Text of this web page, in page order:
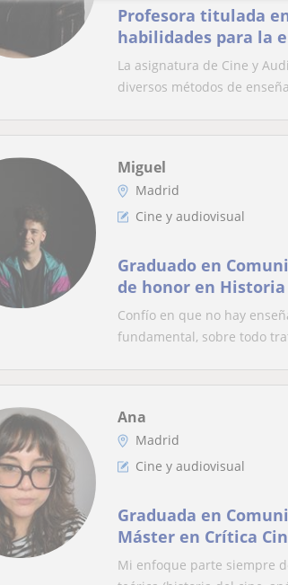
Profesora titulada
habilidades para la
La asignatura de Cine y
diversos métodos de
Miguel
Madrid
Cine y audiovisual
Graduado en
de honor en
Arte y Audiovisual
Confío en que no hay
fundamental, sobre todo
Ana
Madrid
Cine y audiovisual
Graduada en
Máster en Crítica
más de 5 años de
Mi enfoque parte siempre